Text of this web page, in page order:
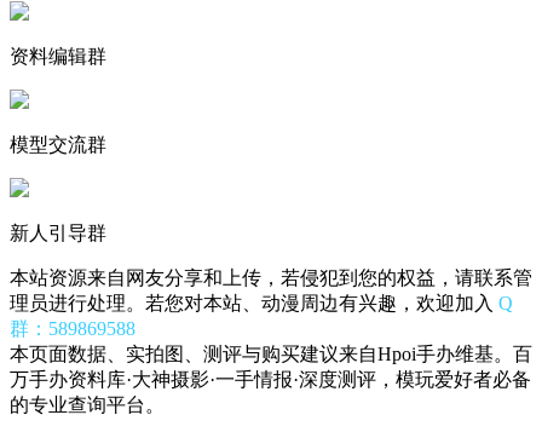
资料编辑群
模型交流群
新人引导群
本站资源来自网友分享和上传，若侵犯到您的权益，请联系管
理员进行处理。若您对本站、动漫周边有兴趣，欢迎加入 Q
群：589869588
本页面数据、实拍图、测评与购买建议来自Hpoi手办维基。百
万手办资料库·大神摄影·一手情报·深度测评，模玩爱好者必备
的专业查询平台。